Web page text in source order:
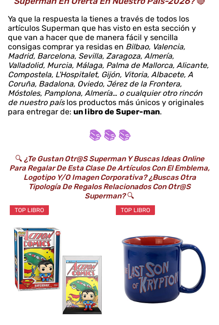
Ya que la respuesta la tienes a través de todos los
artículos Superman que has visto en esta sección y
que van a hacer que de manera fácil y sencilla
consigas comprar ya residas en Bilbao, Valencia,
Madrid, Barcelona, Sevilla, Zaragoza, Almería,
Valladolid, Murcia, Málaga, Palma de Mallorca, Alicante,
Compostela, L'Hospitalet, Gijón, Vitoria, Albacete, A
Coruña, Badalona, Oviedo, Jérez de la Frontera,
Móstoles, Pamplona, Almería… o cualquier otro rincón
de nuestro paíslos productos más únicos y originales
para entregar de: un libro de Super-man.
📚 📚 📚
🔍 ¿Te Gustan Otr@s Superman Y Buscas Ideas Online
Para Regalar De Esta Clase De Artículos Con El Emblema,
Logotipo Y/o Imagen Corporativa? ¿Buscas Otra
Tipología De Regalos Relacionados Con Otr@s
Superman?🔍
TOP LIBRO TOP LIBRO